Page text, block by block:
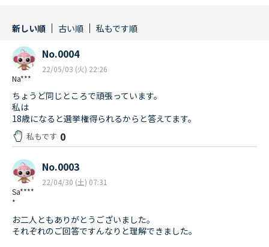
新しい順 古い順 私もです順
Na***
No.0004
22/05/03 (火) 22:26
ちょうど同じところで頑張っています。
私は
18歳になると選挙権得られるからと答えてます。
私もです 0
Sa****
*
No.0003
22/04/30 (土) 07:31
お二人ともありがとうございました。
それぞれのご回答ですんなりと理解できました。